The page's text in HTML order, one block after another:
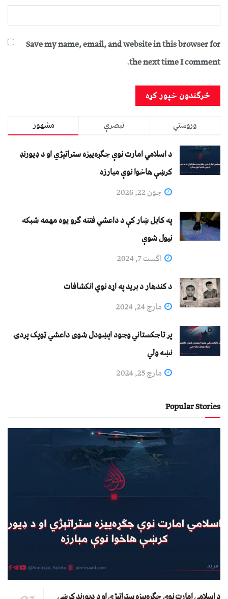
Save my name, email, and website in this browser for
the next time I comment.
مشهور تبصرې
وروستي
د اسلامي امارت نوې جګړه‌ییزه ستراتېژي او د ډیورنډ
کرښې هاخوا نوې مبارزه
جون 22, 2026
په کابل ښار کې د داعشي فتنه ګرو يوه مهمه شبکه
نيول شوې
اگست 7, 2024
د کندهار د برید په اړه نوي انکشافات
مارچ 24, 2024
پر تاجکستاني وجود اېښودل شوی داعشي ټوپک پردۍ
نښه ولي
مارچ 25, 2024
Popular Stories